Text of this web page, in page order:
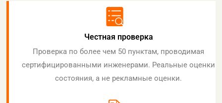
Честная проверка
Проверка по более чем 50 пунктам, проводимая
сертифицированными инженерами. Реальные оценки
состояния, а не рекламные оценки.